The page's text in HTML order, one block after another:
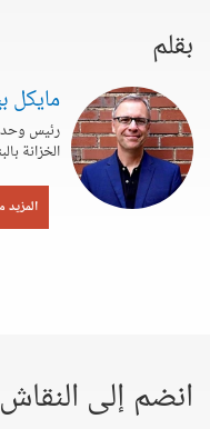
بقلم
مايكل
رئيس
الخزانة
انضم إلى النقاش